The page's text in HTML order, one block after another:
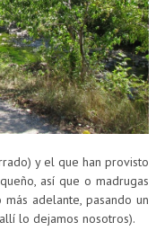
y el que han provisto
así que o madrugas
adelante, pasando un
lo dejamos nosotros).